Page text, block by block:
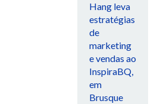
Hang leva
estratégias
de
marketing
e vendas ao
InspiraBQ,
em
Brusque